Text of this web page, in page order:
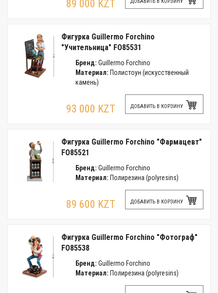
89 000 KZT
Фигурка Guillermo Forchino
"Учительница" FO85531
Бренд: Guillermo Forchino
Материал: Полистоун (искусственный
камень)
93 000 KZT ДОБАВИТЬ В КОРЗИНУ
Фигурка Guillermo Forchino "Фармацевт"
FO85521
Бренд: Guillermo Forchino
Материал: Полирезина (polyresins)
89 600 KZT ДОБАВИТЬ В КОРЗИНУ
Фигурка Guillermo Forchino "Фотограф"
FO85538
Бренд: Guillermo Forchino
Материал: Полирезина (polyresins)